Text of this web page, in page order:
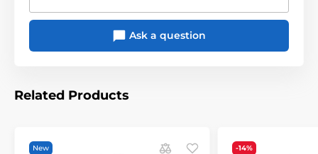
Ask a question
Related Products
New
-14%